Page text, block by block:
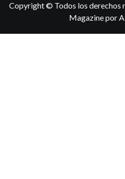
Copyright © Todos los derechos
Magazinepor